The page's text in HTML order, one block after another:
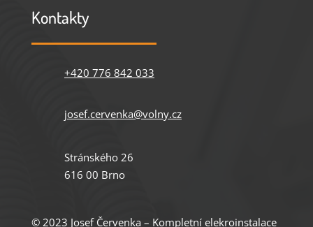
Kontakty
+420 776 842 033
josef.cervenka@volny.cz
Stránského 26
616 00 Brno
© 2023 Josef Červenka – Kompletní elekroinstalace